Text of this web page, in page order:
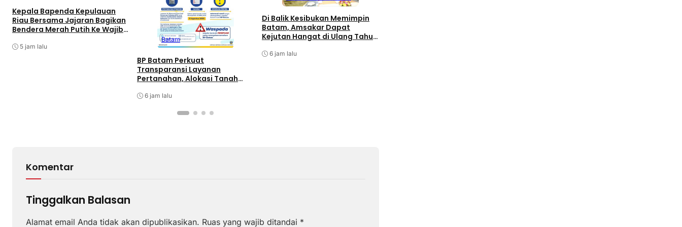
Kepala Bapenda Kepulauan
Riau Bersama Jajaran Bagikan
Bendera Merah Putih Ke Wajib
Kantor Samsat
5 jam lalu
Batam
BP Batam Perkuat
Transparansi Layanan
Pertanahan, Alokasi Tanah
LMS6 jam lalu
Di Balik Kesibukan Memimpin
Batam, Amsakar Dapat
Kejutan Hangat di Ulang Tahun
6 jam lalu
Komentar
Tinggalkan Balasan
Alamat email Anda tidak akan dipublikasikan. Ruas yang wajib ditandai *